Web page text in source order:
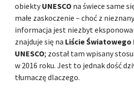
obiektyUNESCO na świece same
małe zaskoczenie – choć z
informacja jest niezbyt
znajduje się na Liście Światowego
UNESCO; został tam wpisany
w 2016 roku. Jest to jednak dość
tłumaczę dlaczego.